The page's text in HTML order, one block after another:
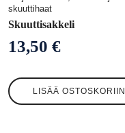
skuuttihaat
Skuuttisakkeli
13,50€
LISÄÄ OSTOSKORIIN